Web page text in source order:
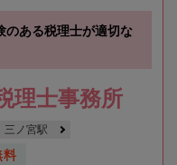
のある税理士が適切な
理士事務所
三ノ宮駅
料